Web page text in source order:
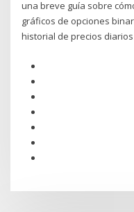
una breve guía sobre
gráficos de opciones
historial de precios